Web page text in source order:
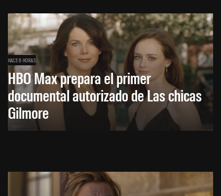
HACE 6 HORAS
HBO Max prepara el primer
documental autorizado de Las chicas
Gilmore